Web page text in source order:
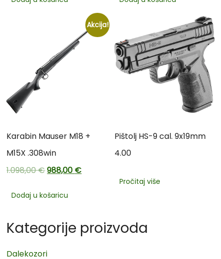
Akcija!
Karabin Mauser M18 +
M15X .308win
1.098,00€988,00 €
Dodaj u košaricu
Pištolj HS-9 cal. 9x19mm
4.00
Pročitaj više
Kategorije proizvoda
Dalekozori